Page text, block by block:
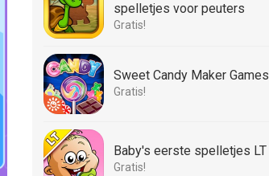
spelletjes voor peuters
Gratis!
Sweet Candy Maker Games
Gratis!
Baby's eerste spelletjes LT
Gratis!